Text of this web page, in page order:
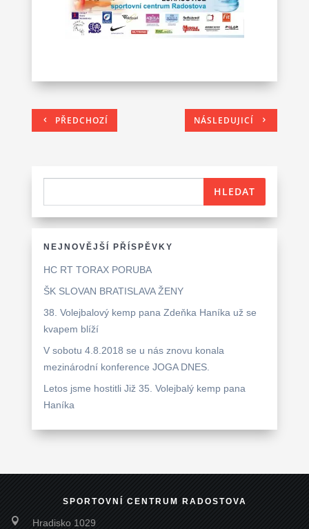
PŘEDCHOZÍ NÁSLEDUJICÍ
NEJNOVĚJŠÍ PŘÍSPĚVKY
HC RT TORAX PORUBA
ŠK SLOVAN BRATISLAVA ŽENY
38. Volejbalový kemp pana Zdeňka Haníka už se
kvapem blíží
V sobotu 4.8.2018 se u nás znovu konala
mezinárodní konference JOGA DNES.
Letos jsme hostitli Již 35. Volejbalý kemp pana
Haníka
SPORTOVNÍ CENTRUM RADOSTOVA

Hradisko 1029